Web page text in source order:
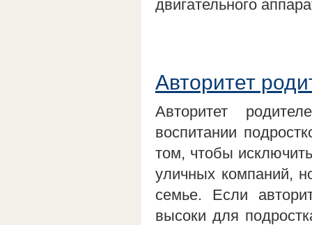
двигательного
Авторитет
Авторитет
воспитании
том, чтобы
уличных компаний,
семье. Если
высоки для